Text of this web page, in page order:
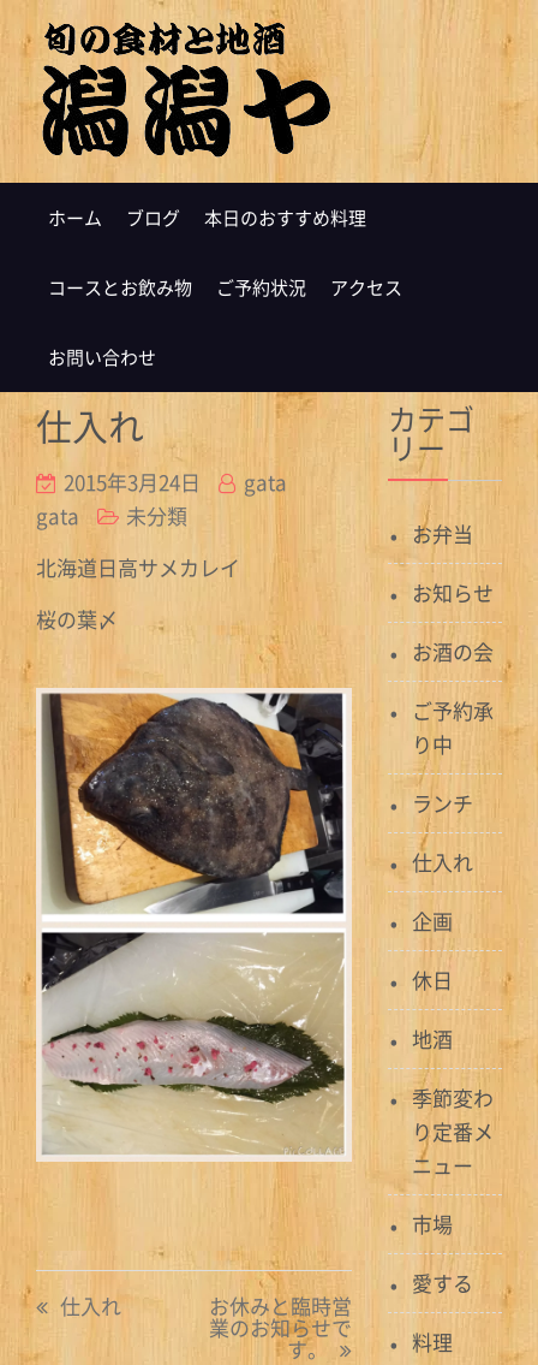
ホーム ブログ 本日のおすすめ料理
コースとお飲み物 ご予約状況 アクセス
お問い合わせ
仕入れ
2015年3月24日
gata
gata
未分類
北海道日高サメカレイ
桜の葉〆
投
稿
仕入れ お休みと臨時営
業のお知らせで
す。
カテゴ
リー
お弁当
お知らせ
お酒の会
ご予約承
り中
ランチ
仕入れ
企画
休日
地酒
季節変わ
り定番メ
ニュー
市場
愛する
料理